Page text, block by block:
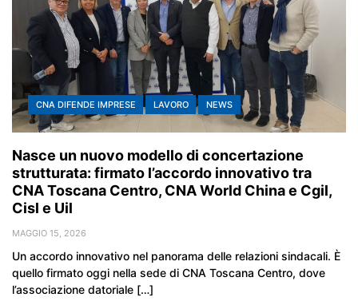
CNA DIFENDE IMPRESE LAVORO NEWS
Nasce un nuovo modello di concertazione
strutturata: firmato l’accordo innovativo tra
CNA Toscana Centro, CNA World China e Cgil,
Cisl e Uil
MAGGIO 15, 2026
Un accordo innovativo nel panorama delle relazioni sindacali. È
quello firmato oggi nella sede di CNA Toscana Centro, dove
l’associazione datoriale […]